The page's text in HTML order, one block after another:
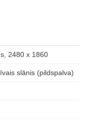
2480 x 1860
slānis (pildspalva)